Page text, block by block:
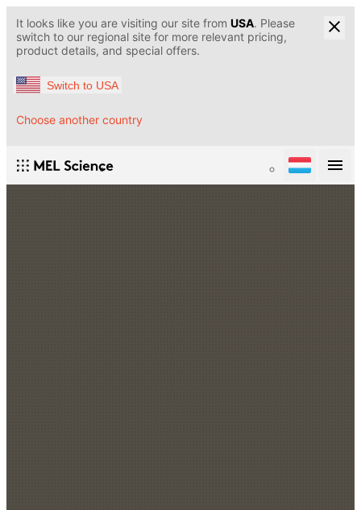
It looks like you are visiting our site from USA. Please
switch to our regional site for more relevant pricing,
product details, and special offers.
Switch to USA
Choose another country